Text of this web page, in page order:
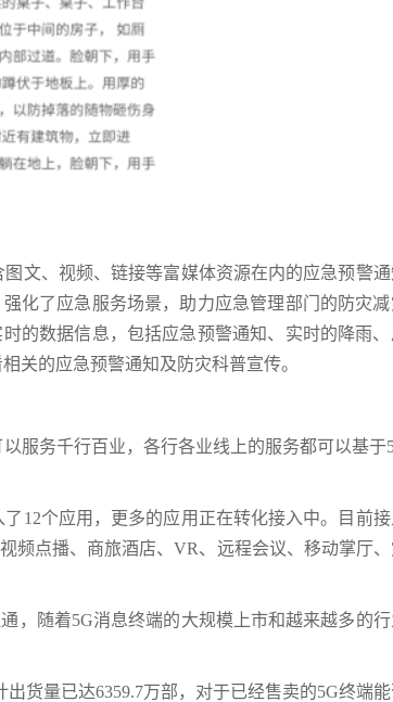
文、视频、链接等富媒体资源在内的应急预警
化了应急服务场景，助力应急管理部门的防灾
的数据信息，包括应急预警通知、实时的降雨
关的应急预警通知及防灾科普宣传。
服务千行百业，各行各业线上的服务都可以基于
12个应用，更多的应用正在转化接入中。目前
频点播、商旅酒店、VR、远程会议、移动掌厅
，随着5G消息终端的大规模上市和越来越多的行
货量已达6359.7万部，对于已经售卖的5G终端